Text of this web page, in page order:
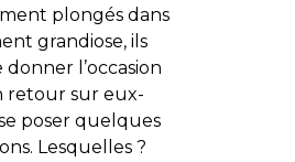
plongés dans
grandiose, ils
donner l’occasion
retour sur eux-
poser quelques
Lesquelles ?